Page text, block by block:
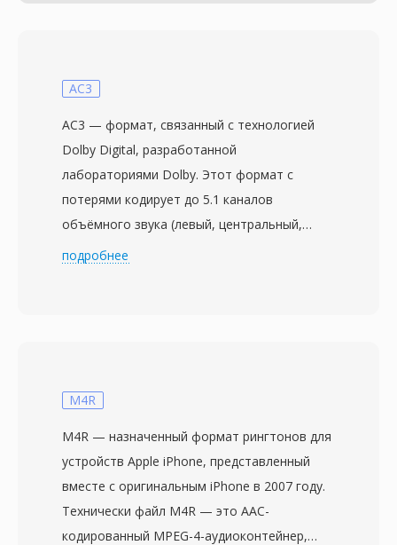
AC3
AC3 — формат, связанный с технологией
Dolby Digital, разработанной
лабораториями Dolby. Этот формат с
потерями кодирует до 5.1 каналов
объёмного звука (левый, центральный,
правый, левый тыловой, правый тыловой и
анализом для отсечения информации ниже
файлы без заметной потери качества. AC3
стал обязательным аудиостандартом для
DVD-Video и широко используется в Blu-ray,
цифровом телевещании (ATSC) и стриминге.
подробнее
M4R
M4R — назначенный формат рингтонов для
устройств Apple iPhone, представленный
вместе с оригинальным iPhone в 2007 году.
Технически файл M4R — это AAC-
кодированный MPEG-4-аудиоконтейнер,